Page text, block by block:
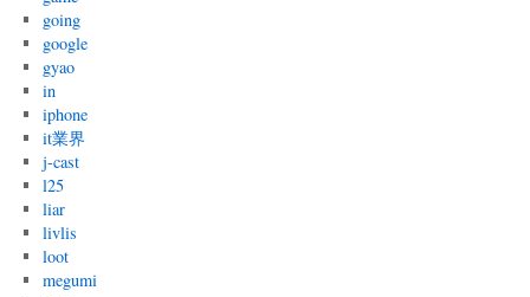
going
google
gyao
in
iphone
it業界
j-cast
l25
liar
livlis
loot
megumi